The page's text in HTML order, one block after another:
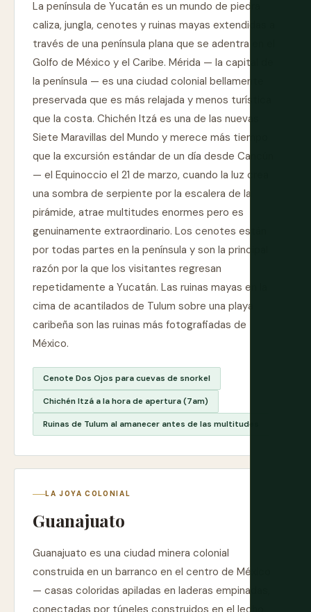
La península de Yucatán es un mundo de piedra
caliza, jungla, cenotes y ruinas mayas extendidas a
través de una península plana que se adentra en el
Golfo de México y el Caribe. Mérida — la capital de
la península — es una ciudad colonial bellamente
preservada que es más relajada y menos turística
que la costa. Chichén Itzá es una de las nuevas
Siete Maravillas del Mundo y merece más tiempo
que la excursión estándar de un día desde Cancún
— el Equinoccio el 21 de marzo, cuando la luz crea
una sombra de serpiente por la escalera de la
pirámide, atrae multitudes enormes pero es
genuinamente extraordinario. Los cenotes están
por todas partes en la península y son la principal
razón por la que los visitantes regresan
repetidamente a Yucatán. Las ruinas mayas en la
cima de acantilados de Tulum sobre una playa
caribeña son las ruinas más fotografiadas de
México.
Cenote Dos Ojos para cuevas de snorkel
Chichén Itzá a la hora de apertura (7am)
Ruinas de Tulum al amanecer antes de las multitudes
LA JOYA COLONIAL
Guanajuato
Guanajuato es una ciudad minera colonial
construida en un barranco en el centro de México
— casas coloridas apiladas en laderas empinadas,
conectadas por túneles construidos en el lecho